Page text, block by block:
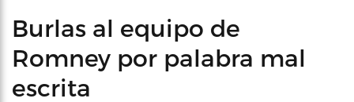
Burlas al equipo de
Romney por palabra mal
escrita